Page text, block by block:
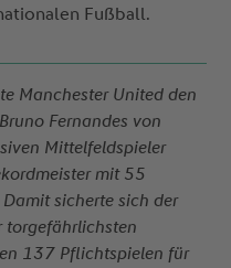
Fußball.
Manchester United den
Fernandes von
Mittelfeldspieler
mit 55
sicherte sich der
torgefährlichsten
137 Pflichtspielen für